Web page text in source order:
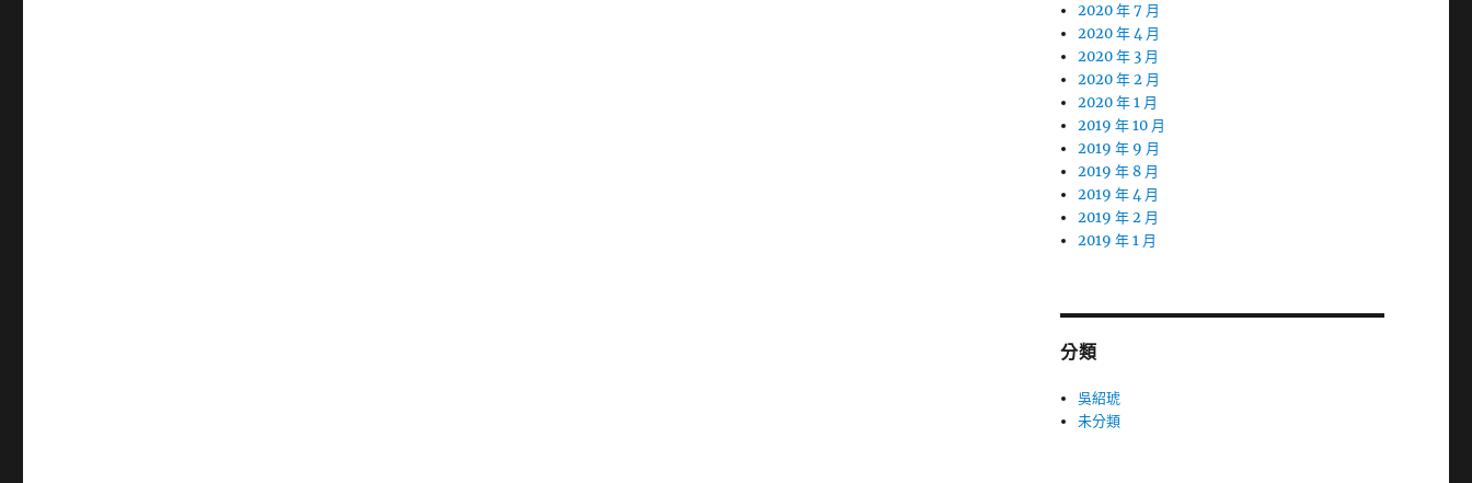
2020 年 7 月
2020 年 4 月
2020 年 3 月
2020 年 2 月
2020 年 1 月
2019 年 10 月
2019 年 9 月
2019 年 8 月
2019 年 4 月
2019 年 2 月
2019 年 1 月
分類
吳紹琥
未分類